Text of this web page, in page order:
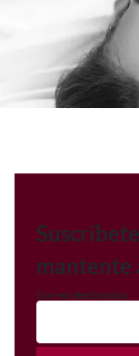
mantente
Correo electrónico